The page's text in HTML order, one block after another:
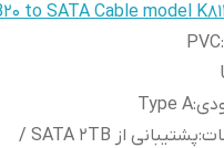
to SATA Cable model
:
PVC
:
Type A
:پشتیبانی از SATA 2TB /